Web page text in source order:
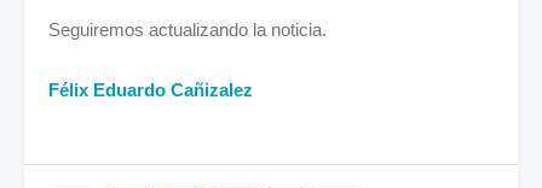
Seguiremos actualizando la noticia.
Félix Eduardo Cañizalez